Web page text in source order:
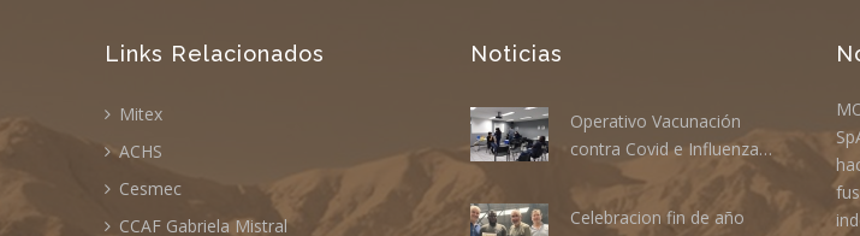
Links Relacionados
Mitex
ACHS
Cesmec
CCAF Gabriela Mistral
Noticias
Operativo Vacunación
contra Covid e Influenza…
Celebracion fin de año